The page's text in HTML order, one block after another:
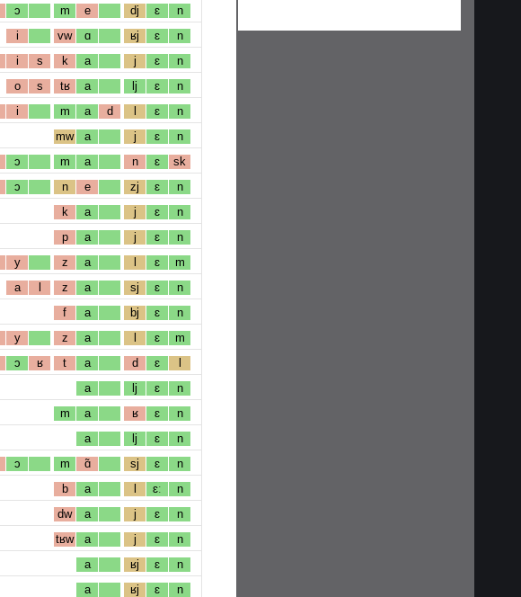
ɔ m e dj ɛ n
i vw ɑ ʁj ɛ n
i s k a j ɛ n
o s tʁ a lj ɛ n
i m a d l ɛ n
mw a j ɛ n
ɔ m a n ɛ sk
ɔ n e zj ɛ n
k a j ɛ n
p a j ɛ n
y z a l ɛ m
a l z a sj ɛ n
f a bj ɛ n
y z a l ɛ m
ɔ ʁ t a d ɛ l
a lj ɛ n
m a ʁ ɛ n
a lj ɛ n
ɔ m ɑ̃ sj ɛ n
b a l ɛː n
dw a j ɛ n
tʁw a j ɛ n
a ʁj ɛ n
a ʁj ɛ n